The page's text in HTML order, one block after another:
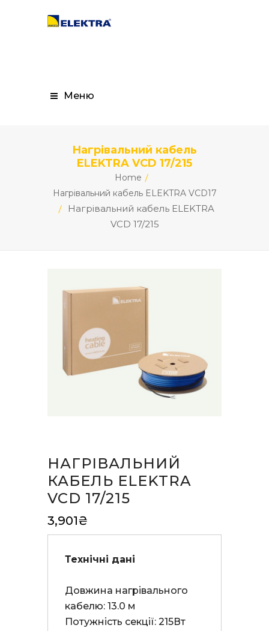
Меню
Нагрівальний кабель
ELEKTRA VCD 17/215
Home
Нагрівальний кабель ELEKTRA VCD17
Нагрівальний кабель ELEKTRA
VCD 17/215
НАГРІВАЛЬНИЙ
КАБЕЛЬ ELEKTRA
VCD 17/215
3,901₴
Технічні дані
Довжина нагрівального
кабелю: 13.0 м
Потужність секції: 215Вт